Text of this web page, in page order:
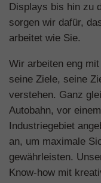
Displays bis hin zu
sorgen wir dafür,
arbeitet wie Sie.
Wir arbeiten eng
seine Ziele, seine
verstehen. Ganz
Autobahn, vor
Industriegebiet
an, um maximale
gewährleisten.
Know-how mit